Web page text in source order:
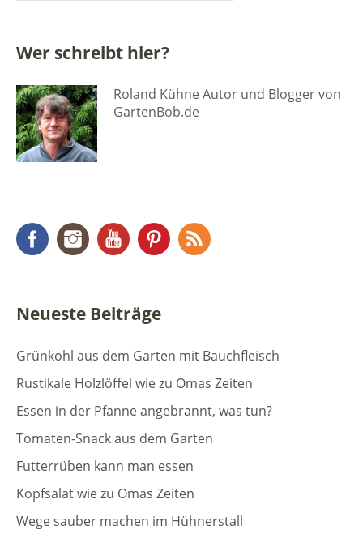
Wer schreibt hier?
Roland Kühne Autor und Blogger von
GartenBob.de
FacebookInstagramYouTubePinterest
Neueste Beiträge
Grünkohl aus dem Garten mit Bauchfleisch
Rustikale Holzlöffel wie zu Omas Zeiten
Essen in der Pfanne angebrannt, was tun?
Tomaten-Snack aus dem Garten
Futterrüben kann man essen
Kopfsalat wie zu Omas Zeiten
Wege sauber machen im Hühnerstall